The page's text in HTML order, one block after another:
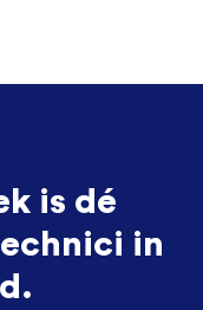
is dé
in